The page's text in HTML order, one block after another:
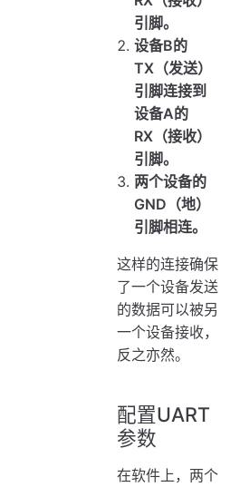
引脚。
设备B的
TX（发送）
引脚连接到
设备A的
RX（接收）
引脚。
两个设备的
GND（地）
引脚相连。
这样的连接确保
了一个设备发送
的数据可以被另
一个设备接收，
反之亦然。
配置UART
参数
在软件上，两个